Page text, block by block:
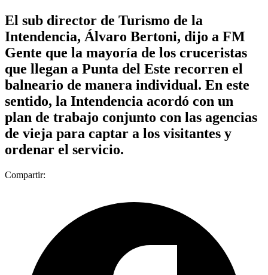
El sub director de Turismo de la
Intendencia, Álvaro Bertoni, dijo a FM
Gente que la mayoría de los cruceristas
que llegan a Punta del Este recorren el
balneario de manera individual. En este
sentido, la Intendencia acordó con un
plan de trabajo conjunto con las agencias
de vieja para captar a los visitantes y
ordenar el servicio.
Compartir: